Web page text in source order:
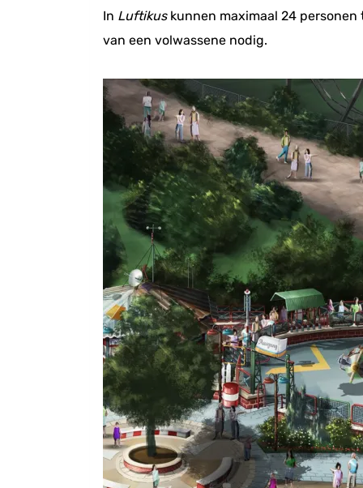
In Luftikuskunnen maximaal 24 personen
van een volwassene nodig.